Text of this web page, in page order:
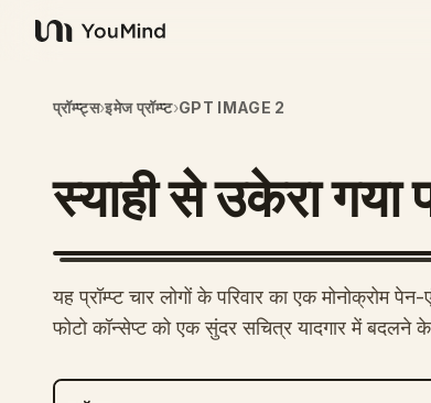
YouMind
प्रॉम्प्ट्स›इमेज प्रॉम्प्ट›GPT IMAGE 2
स्याही से उकेरा गया
यह प्रॉम्प्ट चार लोगों के परिवार का एक मोनोक्रोम
फोटो कॉन्सेप्ट को एक सुंदर सचित्र यादगार में बदलने